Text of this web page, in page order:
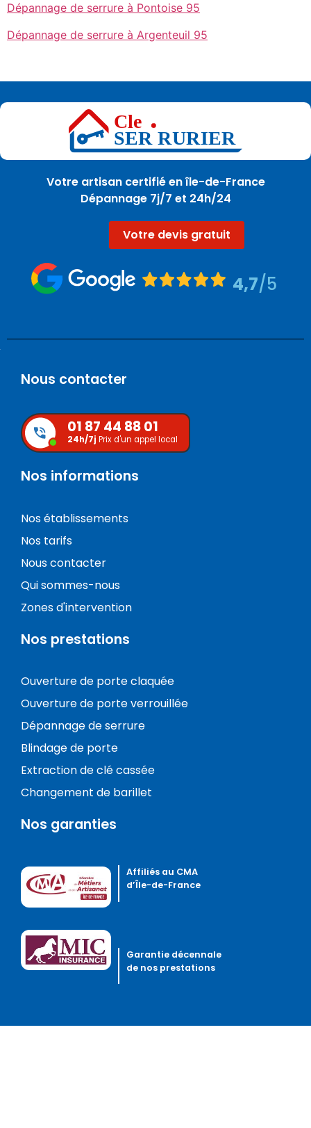
Dépannage de serrure à Pontoise 95
Dépannage de serrure à Argenteuil 95
Votre artisan certifié en île-de-France
Dépannage 7j/7 et 24h/24
Votre devis gratuit
4,7/5
Nous contacter
01 87 44 88 01
24h/7j Prix d'un appel local
Nos informations
Nos établissements
Nos tarifs
Nous contacter
Qui sommes-nous
Zones d'intervention
Nos prestations
Ouverture de porte claquée
Ouverture de porte verrouillée
Dépannage de serrure
Blindage de porte
Extraction de clé cassée
Changement de barillet
Nos garanties
Affiliés au CMA
d’Île-de-France
Garantie décennale
de nos prestations